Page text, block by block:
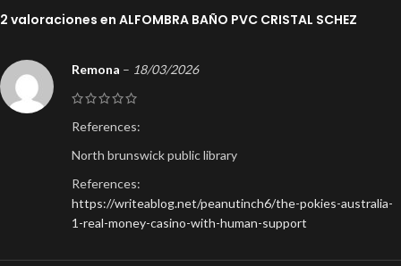
2 valoraciones en ALFOMBRA BAÑO PVC CRISTAL SCHEZ
Remona – 18/03/2026
References:
North brunswick public library
References:
https://writeablog.net/peanutinch6/the-pokies-australia-
1-real-money-casino-with-human-support